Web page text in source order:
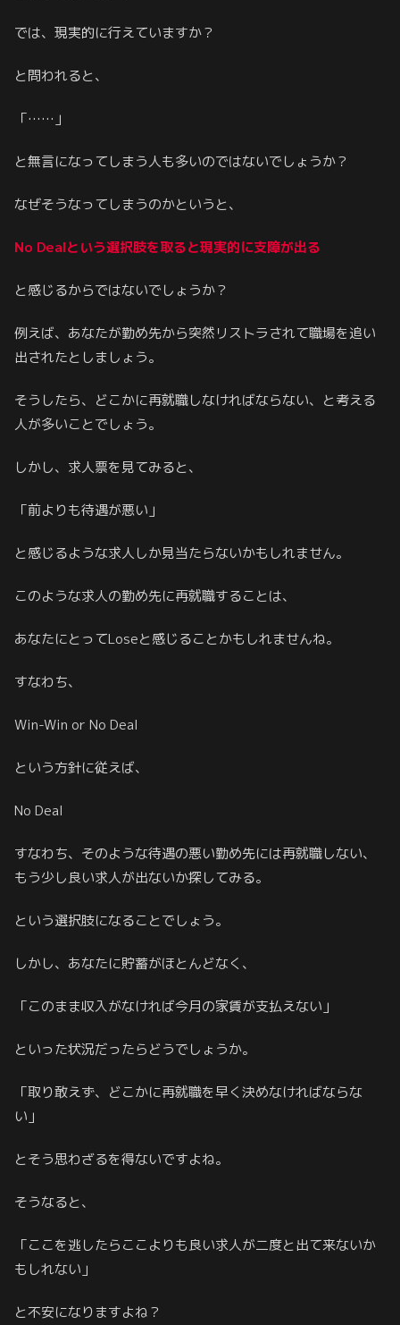
では、現実的に行えていますか？
と問われると、
「……」
と無言になってしまう人も多いのではないでしょうか？
なぜそうなってしまうのかというと、
No Dealという選択肢を取ると現実的に支障が出る
と感じるからではないでしょうか？
例えば、あなたが勤め先から突然リストラされて職場を追い
出されたとしましょう。
そうしたら、どこかに再就職しなければならない、と考える
人が多いことでしょう。
しかし、求人票を見てみると、
「前よりも待遇が悪い」
と感じるような求人しか見当たらないかもしれません。
このような求人の勤め先に再就職することは、
あなたにとってLoseと感じることかもしれませんね。
すなわち、
Win-Win or No Deal
という方針に従えば、
No Deal
すなわち、そのような待遇の悪い勤め先には再就職しない、
もう少し良い求人が出ないか探してみる。
という選択肢になることでしょう。
しかし、あなたに貯蓄がほとんどなく、
「このまま収入がなければ今月の家賃が支払えない」
といった状況だったらどうでしょうか。
「取り敢えず、どこかに再就職を早く決めなければならな
い」
とそう思わざるを得ないですよね。
そうなると、
「ここを逃したらここよりも良い求人が二度と出て来ないか
もしれない」
と不安になりますよね？